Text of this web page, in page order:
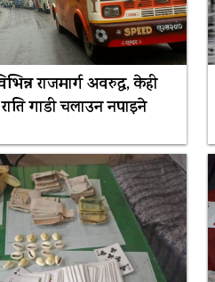
राजमार्ग अवरुद्ध, केही
गाडी चलाउन नपाइने